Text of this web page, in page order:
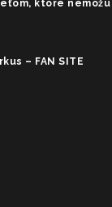
ktoré
– FAN SITE